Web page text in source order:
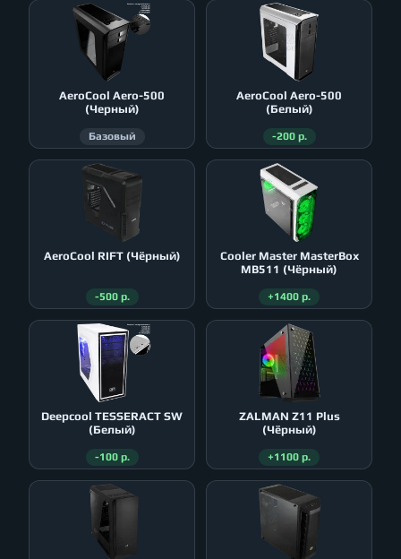
AeroСool Aero-500
(Черный)
Базовый
AeroСool Aero-500
(Белый)
-200 р.
AeroСool RIFT (Чёрный)
-500 р.
Cooler Master MasterBox
MB511 (Чёрный)
+1400 р.
Deepcool TESSERACT SW
(Белый)
-100 р.
ZALMAN Z11 Plus
(Чёрный)
+1100 р.